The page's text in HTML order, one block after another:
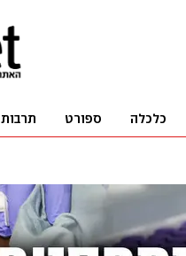
כלכלה ספורט תרבות